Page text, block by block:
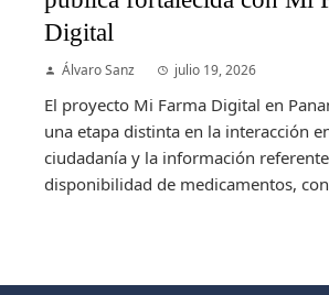
Digital
Álvaro Sanz julio 19, 2026
El proyecto Mi Farma Digital en
una etapa distinta en la interacción
ciudadanía y la información
disponibilidad de medicamentos,